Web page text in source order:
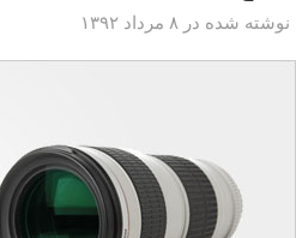
نوشته شده در ۸ مرداد ۱۳۹۲